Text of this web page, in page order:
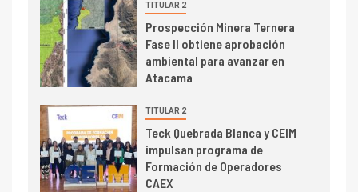
6 I+D
BHP proyecta producción de
cobre cercana a 2 millones de
toneladas tras récord en
Escondida
7 I+D
Codelco reporta Ebitda de US$
6.670 millones y mejora sus
indicadores financieros
TITULAR 2
Prospección Minera Ternera
Fase II obtiene aprobación
ambiental para avanzar en
Atacama
TITULAR 2
Teck Quebrada Blanca y CEIM
impulsan programa de
Formación de Operadores
CAEX